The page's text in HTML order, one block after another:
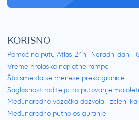
KORISNO
Pomoć na putu Atlas 24h Neradni dani
Vreme prolaska naplatne rampe
Šta sme da se prenese preko granice
Saglasnost roditelja za putovanje
Međunarodna vozačka dozvola i zeleni
Međunarodno putno osiguranje